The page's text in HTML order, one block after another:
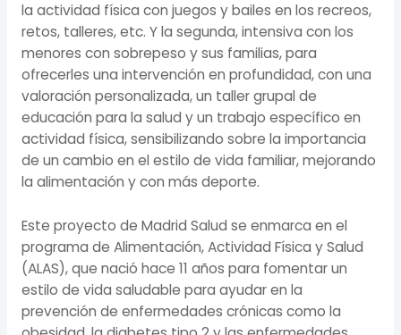
la actividad física con juegos y bailes en los recreos,
retos, talleres, etc. Y la segunda, intensiva con los
menores con sobrepeso y sus familias, para
ofrecerles una intervención en profundidad, con una
valoración personalizada, un taller grupal de
educación para la salud y un trabajo específico en
actividad física, sensibilizando sobre la importancia
de un cambio en el estilo de vida familiar, mejorando
la alimentación y con más deporte.
Este proyecto de Madrid Salud se enmarca en el
programa de Alimentación, Actividad Física y Salud
(ALAS), que nació hace 11 años para fomentar un
estilo de vida saludable para ayudar en la
prevención de enfermedades crónicas como la